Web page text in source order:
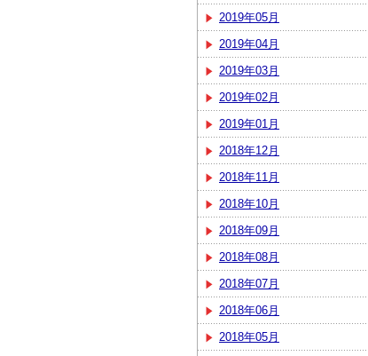
2019年05月
2019年04月
2019年03月
2019年02月
2019年01月
2018年12月
2018年11月
2018年10月
2018年09月
2018年08月
2018年07月
2018年06月
2018年05月